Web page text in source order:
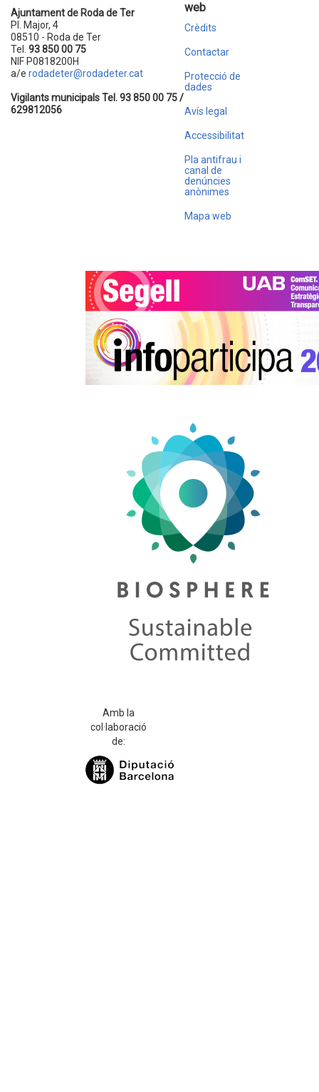
Ajuntament de Roda de Ter
Pl. Major, 4
08510 - Roda de Ter
Tel. 93 850 00 75
NIF P0818200H
a/e rodadeter@rodadeter.cat
Vigilants municipals Tel. 93 850 00 75 /
629812056
web
Crèdits
Contactar
Protecció de
dades
Avís legal
Accessibilitat
Pla antifrau i
canal de
denúncies
anònimes
Mapa web
Amb la
col·laboració
de: